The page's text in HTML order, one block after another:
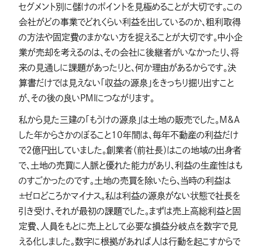
セグメント別に儲けのポイントを見極めることが大切です。この
会社がどの事業でどれくらい利益を出しているのか、粗利取得
の方法や固定費のまかない方を捉えることが大切です。中小企
業が売却を考えるのは、その会社に後継者がいなかったり、将
来の見通しに課題があったりと、何か理由があるからです。決
算書だけでは見えない「収益の源泉」をきっちり掘り出すこと
が、その後の良いPMIにつながります。
私から見た三建の「もうけの源泉」は土地の販売でした。M&A
した年からさかのぼること10年間は、毎年不動産の利益だけ
で2億円出していました。創業者（前社長）はこの地域の出身者
で、土地の売買に人脈と優れた能力があり、利益の生産性はも
のすごかったのです。土地の売買を除いたら、当時の利益は
±ゼロどころかマイナス。私は利益の源泉がない状態で社長を
引き受け、それが最初の課題でした。まずは売上高総利益と固
定費、人員をもとに売上として必要な損益分岐点を数字で見
える化しました。数字に根拠があれば人は行動を起こすからで